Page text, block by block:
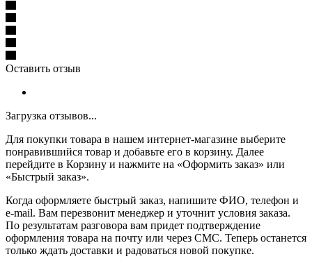
Оставить отзыв
Загрузка отзывов...
Для покупки товара в нашем интернет-магазине выберите
понравившийся товар и добавьте его в корзину. Далее
перейдите в Корзину и нажмите на «Оформить заказ» или
«Быстрый заказ».
Когда оформляете быстрый заказ, напишите ФИО, телефон и
e-mail. Вам перезвонит менеджер и уточнит условия заказа.
По результатам разговора вам придет подтверждение
оформления товара на почту или через СМС. Теперь останется
только ждать доставки и радоваться новой покупке.